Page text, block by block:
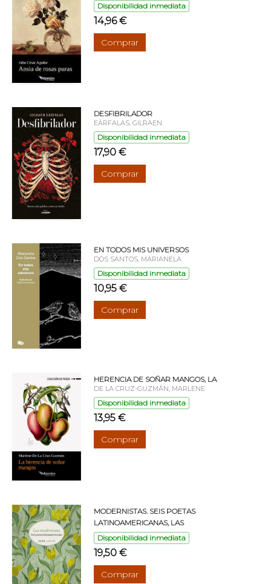
Disponibilidad inmediata
14,96 €
Comprar
DESFIBRILADOR
EÄRFALAS, GILRAEN
Disponibilidad inmediata
17,90 €
Comprar
EN TODOS MIS UNIVERSOS
DOS SANTOS, MARIANELA
Disponibilidad inmediata
10,95 €
Comprar
HERENCIA DE SOÑAR MANGOS, LA
DE LA CRUZ-GUZMÁN, MARLENE
Disponibilidad inmediata
13,95 €
Comprar
MODERNISTAS. SEIS POETAS
LATINOAMERICANAS, LAS
Disponibilidad inmediata
19,50 €
Comprar